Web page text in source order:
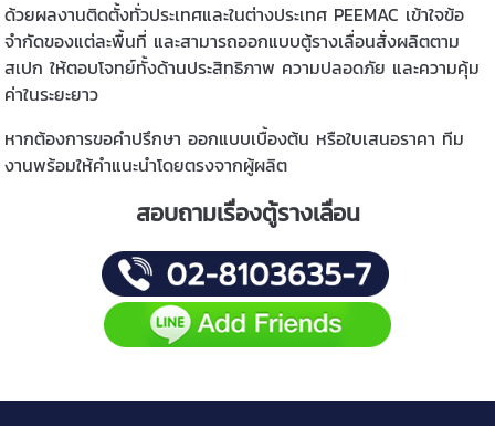
ด้วยผลงานติดตั้งทั่วประเทศและในต่างประเทศ PEEMAC เข้าใจข้อ
จำกัดของแต่ละพื้นที่ และสามารถออกแบบตู้รางเลื่อนสั่งผลิตตาม
สเปก ให้ตอบโจทย์ทั้งด้านประสิทธิภาพ ความปลอดภัย และความคุ้ม
ค่าในระยะยาว
หากต้องการขอคำปรึกษา ออกแบบเบื้องต้น หรือใบเสนอราคา ทีม
งานพร้อมให้คำแนะนำโดยตรงจากผู้ผลิต
สอบถามเรื่องตู้รางเลื่อน